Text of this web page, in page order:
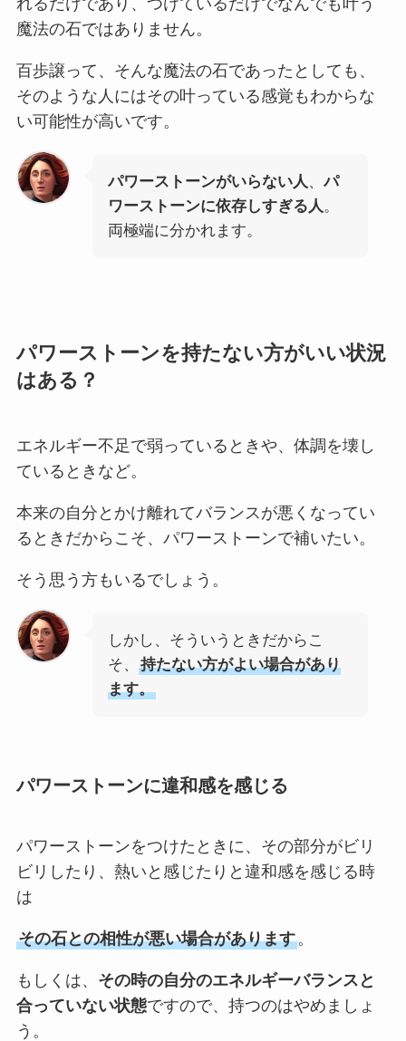
魔法の石ではありません。
百歩譲って、そんな魔法の石であったとしても、
そのような人にはその叶っている感覚もわからな
い可能性が高いです。
パワーストーンがいらない人 、パ
ワーストーンに依存しすぎる人 。
両極端に分かれます。
パワーストーンを持たない方がいい状況
はある？
エネルギー不足で弱っているときや、体調を壊し
ているときなど。
本来の自分とかけ離れてバランスが悪くなってい
るときだからこそ、パワーストーンで補いたい。
そう思う方もいるでしょう。
しかし、そういうときだからこ
そ、
持たない方がよい場合があり
ます。
パワーストーンに違和感を感じる
パワーストーンをつけたときに、その部分がビリ
ビリしたり、熱いと感じたりと違和感を感じる時
は
その石との相性が悪い場合があります。
もしくは、 その時の自分のエネルギーバランスと
合っていない状態ですので、持つのはやめましょ
う。